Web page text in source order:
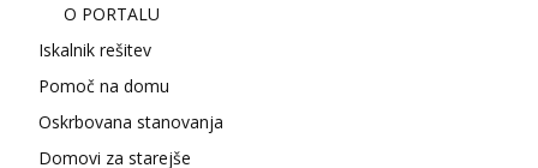
O PORTALU
Iskalnik rešitev
Pomoč na domu
Oskrbovana stanovanja
Domovi za starejše